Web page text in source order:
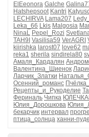
ElEeonora Galche
Hatshepsoot Kantri
LECHIRVA Lama207
Leka_66 Lkis Malgosia
NinaL Pepel_Rozi
TAH9I Vasilisa59 VerAGRI
kiirishka larost07 love62
reka1 sherila sindirela80
Амаля_Кардалян
Валентина_Шиенок
Ларчик_Златки
Осенний_романс
Рецепты_и_Рукоделие
Фериналь Чипка
Юлия_Дорошкова
бекарчик интервал
птица_солнца ханни-